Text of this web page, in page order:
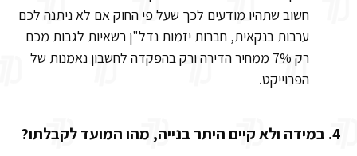
חשוב שתהיו מודעים לכך שעל פי החוק אם לא ניתנה לכם
ערבות בנקאית, חברות יזמות נדל"ן רשאיות לגבות מכם
רק 7% ממחיר הדירה ורק בהפקדה לחשבון נאמנות של
הפרוייקט.
4. במידה ולא קיים היתר בנייה, מהו המועד לקבלתו?